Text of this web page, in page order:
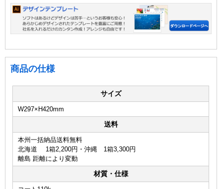
商品の仕様
サイズ
W297×H420mm
送料
本州一括納品送料無料
北海道 1箱2,200円・沖縄 1箱3,300円
離島 距離により変動
材質・仕様